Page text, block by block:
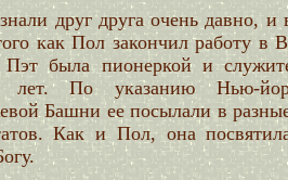
друг друга очень давно, и
как Пол закончил работу в
была пионеркой и
лет. По указанию Нью-
Башни ее посылали в
Как и Пол, она